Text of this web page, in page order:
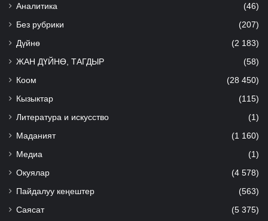
Аналитика (46)
Без рубрики (207)
Дүйнө (2 183)
ЖАН ДҮЙНӨ, ТАГДЫР (58)
Коом (28 450)
Кызыктар (115)
Литература и искусство (1)
Маданият (1 160)
Медиа (1)
Окуялар (4 578)
Пайдалуу кеңештер (563)
Саясат (5 375)